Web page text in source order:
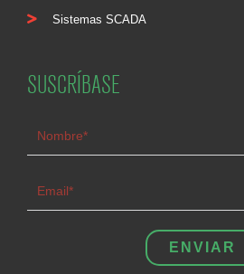
Sistemas SCADA
SUSCRÍBASE
ENVIAR